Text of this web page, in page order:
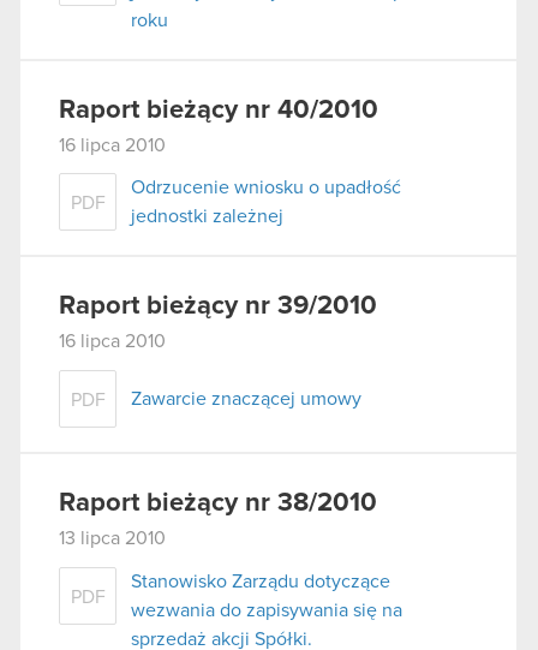
roku
Raport bieżący nr 40/2010
16 lipca 2010
PDF
Odrzucenie wniosku o upadłość
jednostki zależnej
Raport bieżący nr 39/2010
16 lipca 2010
PDF Zawarcie znaczącej umowy
Raport bieżący nr 38/2010
13 lipca 2010
PDF
Stanowisko Zarządu dotyczące
wezwania do zapisywania się na
sprzedaż akcji Spółki.